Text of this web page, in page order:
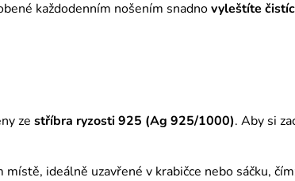
každodenním nošením snadnovyleštíte
ze stříbra ryzosti 925 (Ag 925/1000). Aby si
ideálně uzavřené v krabičce nebo sáčku,